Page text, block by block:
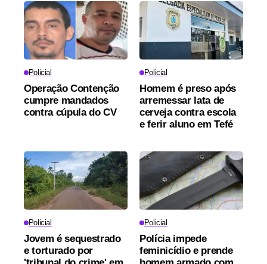
Policial
Operação Contenção
cumpre mandados
contra cúpula do CV
Policial
Homem é preso após
arremessar lata de
cerveja contra escola
e ferir aluno em Tefé
Policial
Jovem é sequestrado
e torturado por
Policial
Polícia impede
feminicídio e prende